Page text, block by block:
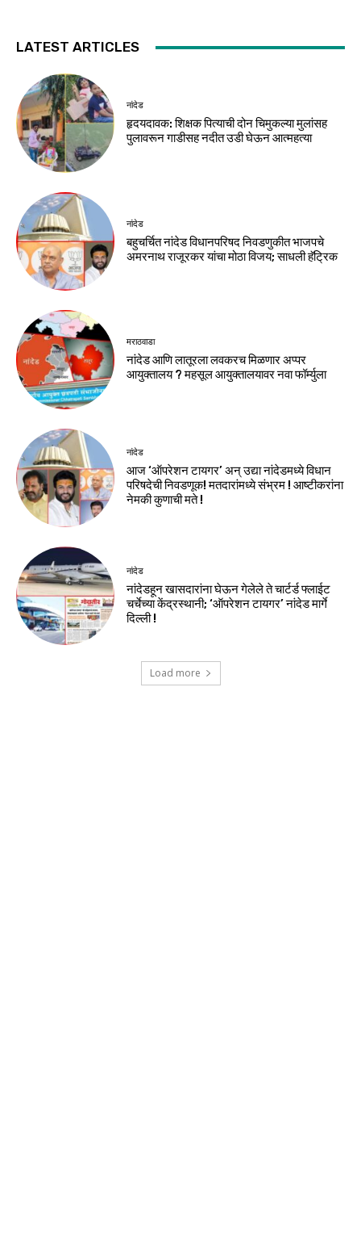
LATEST ARTICLES
नांदेड
हृदयदावक: शिक्षक पित्याची दोन चिमुकल्या मुलांसह
पुलावरून गाडीसह नदीत उडी घेऊन आत्महत्या
नांदेड
बहुचर्चित नांदेड विधानपरिषद निवडणुकीत भाजपचे
अमरनाथ राजूरकर यांचा मोठा विजय; साधली हॅट्रिक
मराठवाडा
नांदेड आणि लातूरला लवकरच मिळणार अप्पर
आयुक्तालय ? महसूल आयुक्तालयावर नवा फॉर्म्युला
नांदेड
आज ‘ऑपरेशन टायगर’ अन् उद्या नांदेडमध्ये विधान
परिषदेची निवडणूक! मतदारांमध्ये संभ्रम ! आष्टीकरांना
नेमकी कुणाची मते !
नांदेड
नांदेडहून खासदारांना घेऊन गेलेले ते चार्टर्ड फ्लाईट
चर्चेच्या केंद्रस्थानी; ‘ऑपरेशन टायगर’ नांदेड मार्गे
दिल्ली !
Load more